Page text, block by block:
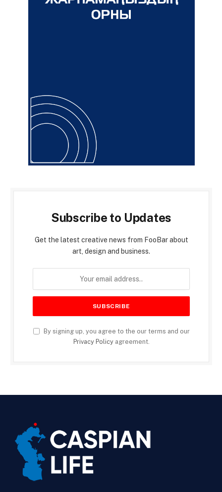
Subscribe to Updates
Get the latest creative news from FooBar about
art, design and business.
By signing up, you agree to the our terms and our
Privacy Policyagreement.